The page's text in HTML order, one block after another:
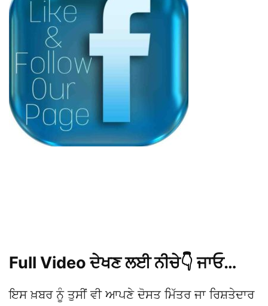
Full Video ਦੇਖਣ ਲਈ ਨੀਚੇ👇 ਜਾਓ…
ਇਸ ਖ਼ਬਰ ਨੂੰ ਤੁਸੀਂ ਵੀ ਆਪਣੇ ਦੋਸਤ ਮਿੱਤਰ ਜਾ ਰਿਸ਼ਤੇਦਾਰ